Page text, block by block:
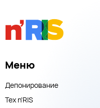
Меню
Депонирование
Тех n'RIS